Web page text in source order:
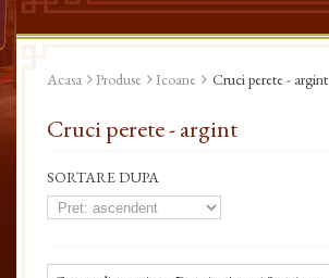
Acasa Produse Icoane Cruci perete - argint
Cruci perete - argint
SORTARE DUPA